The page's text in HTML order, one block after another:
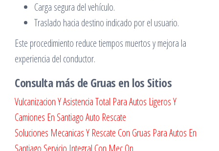
Carga segura del vehículo.
Traslado hacia destino indicado por el usuario.
Este procedimiento reduce tiempos muertos y mejora la
experiencia del conductor.
Consulta más de Gruas en los Sitios
Vulcanizacion Y Asistencia Total Para Autos Ligeros Y
Camiones En Santiago Auto Rescate
Soluciones Mecanicas Y Rescate Con Gruas Para Autos En
Santiago Servicio Integral Con Mec On